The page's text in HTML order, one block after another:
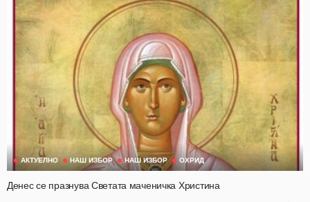
АКТУЕЛНО НАШ ИЗБОР НАШ ИЗБОР ОХРИД
Денес се празнува Светата маченичка Христина